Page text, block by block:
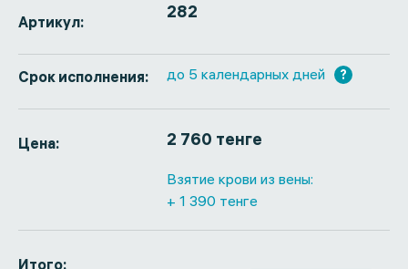
Артикул: 282
Срок исполнения: до 5 календарных дней ?
Цена: 2 760 тенге
Взятие крови из вены:
+ 1 390 тенге
Итого: